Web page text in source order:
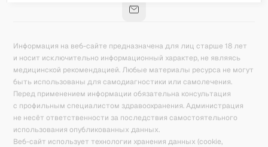
Информация на веб-сайте предназначена для лиц старше 18 лет
и носит исключительно информационный характер, не являясь
медицинской рекомендацией. Любые материалы ресурса не могут
быть использованы для самодиагностики или самолечения.
Перед применением информации обязательна консультация
с профильным специалистом здравоохранения. Администрация
не несёт ответственности за последствия самостоятельного
использования опубликованных данных.
Веб-сайт использует технологии хранения данных (cookie,